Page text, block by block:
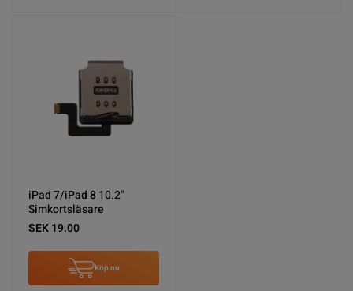
iPad 7/iPad 8 10.2"
Simkortsläsare
SEK 19.00
Köp nu